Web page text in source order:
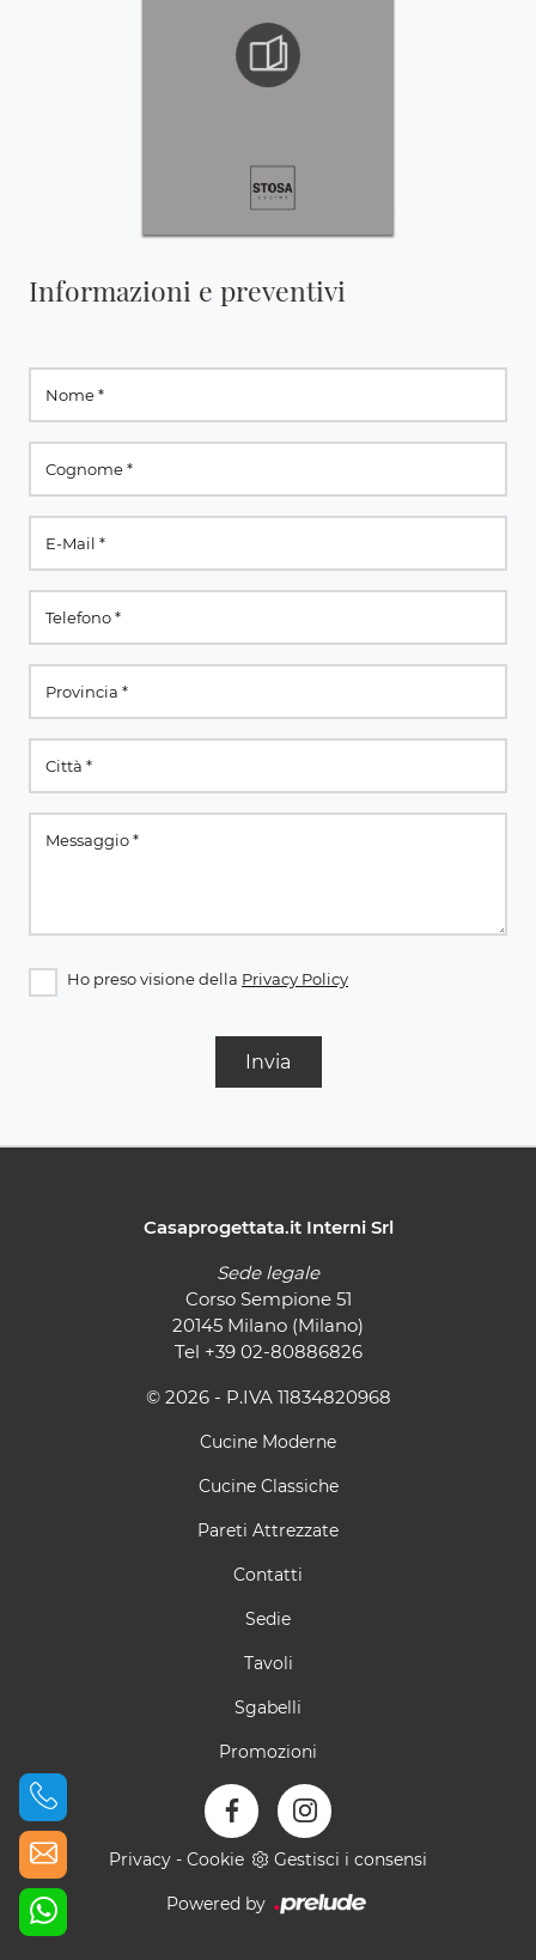
Informazioni e preventivi
Ho preso visione della Privacy Policy
Invia
Casaprogettata.it Interni Srl
Sede legale
Corso Sempione 51
20145 Milano (Milano)
Tel +39 02-80886826
© 2026 - P.IVA 11834820968
Cucine Moderne
Cucine Classiche
Pareti Attrezzate
Contatti
Sedie
Tavoli
Sgabelli
Promozioni
Privacy - Cookie Gestisci i consensi
Powered by